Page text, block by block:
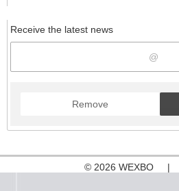
Receive the latest news
Remove
© 2026 WEXBO |